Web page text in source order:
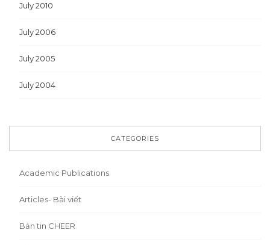
July 2010
July 2006
July 2005
July 2004
CATEGORIES
Academic Publications
Articles- Bài viết
Bản tin CHEER